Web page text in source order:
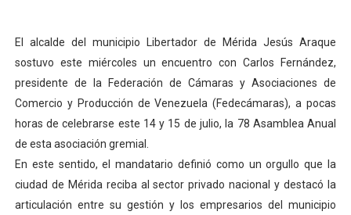
Dictan MasterClass en el marco del Encuentro LAGO
Campo Elías avanza con plan de asfaltado
Encuentro estadal fortalece la coordinación de
Gobernador Arnaldo Sánchez apadrina a más de 993
Plan Quirúrgico Regional llega a Pueblo Llano con la
El alcalde del municipio Libertador de Mérida Jesús Araque
sostuvo este miércoles un encuentro con Carlos Fernández,
presidente de la Federación de Cámaras y Asociaciones de
Comercio y Producción de Venezuela (Fedecámaras), a pocas
horas de celebrarse este 14 y 15 de julio, la 78 Asamblea Anual
de esta asociación gremial.
En este sentido, el mandatario definió como un orgullo que la
ciudad de Mérida reciba al sector privado nacional y destacó la
articulación entre su gestión y los empresarios del municipio